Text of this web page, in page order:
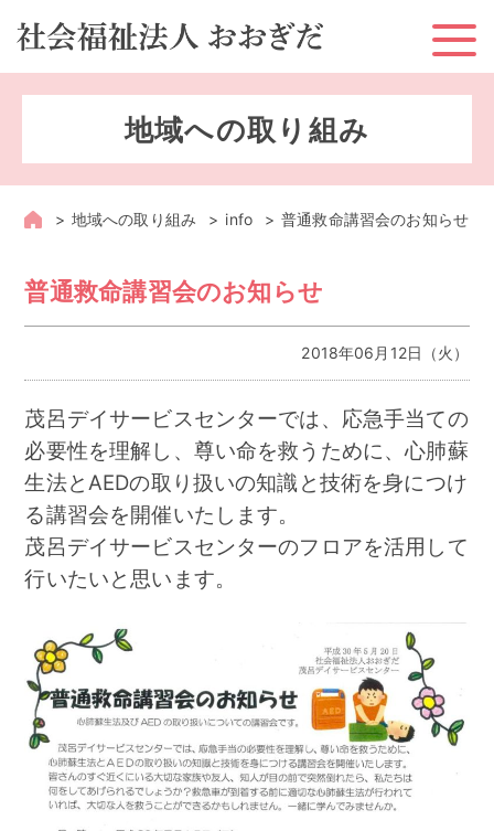
地域への取り組み
地域への取り組み info 普通救命講習会のお知らせ
普通救命講習会のお知らせ
2018年06月12日（火）
茂呂デイサービスセンターでは、応急手当ての
必要性を理解し、尊い命を救うために、心肺蘇
生法とAEDの取り扱いの知識と技術を身につけ
る講習会を開催いたします。
茂呂デイサービスセンターのフロアを活用して
行いたいと思います。
ホーム
お知らせ
採用情報
情報公開
アクセス
お問い合わせ